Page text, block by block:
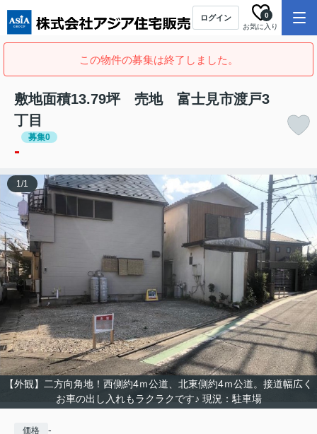
ログイン
お気に入り
0
この物件の募集は終了しました。
敷地面積13.79坪 売地 富士見市渡戸3
丁目
募集0
-
【外観】二方向角地！西側約4ｍ公道、北東側約4ｍ公道。接道幅広く
お車の出し入れもラクラクです♪ 現況：駐車場
1/1
価格 -